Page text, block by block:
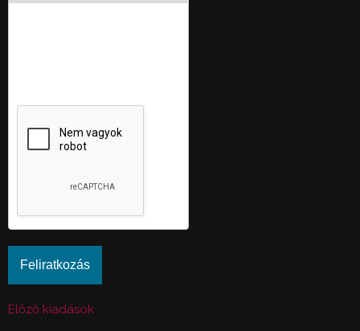
Előző kiadások